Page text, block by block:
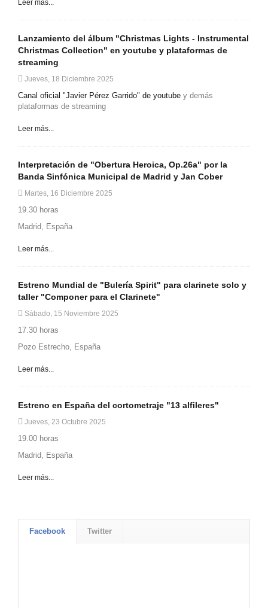
Leer más...
Lanzamiento del álbum "Christmas Lights - Instrumental
Christmas Collection" en youtube y plataformas de
streaming
Jueves, 18 Diciembre 2025
Canal oficial "Javier Pérez Garrido" de youtube y demás
plataformas de streaming
Leer más...
Interpretación de "Obertura Heroica, Op.26a" por la
Banda Sinfónica Municipal de Madrid y Jan Cober
Martes, 16 Diciembre 2025
19.30 horas
Madrid, España
Leer más...
Estreno Mundial de "Bulería Spirit" para clarinete solo y
taller "Componer para el Clarinete"
Sábado, 15 Noviembre 2025
17.30 horas
Pozo Estrecho, España
Leer más...
Estreno en España del cortometraje "13 alfileres"
Jueves, 23 Octubre 2025
19.00 horas
Madrid, España
Leer más...
Facebook Twitter